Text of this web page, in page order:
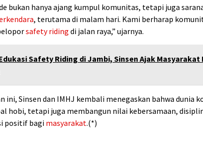
bukan hanya ajang kumpul komunitas, tetapi juga
, terutama di malam hari. Kami berharap
safety riding di jalan raya,” ujarnya.
Safety Riding di Jambi, Sinsen Ajak Masyarakat
ini, Sinsen dan IMHJ kembali menegaskan bahwa dunia
hobi, tetapi juga membangun nilai kebersamaan,
positif bagi masyarakat.(*)